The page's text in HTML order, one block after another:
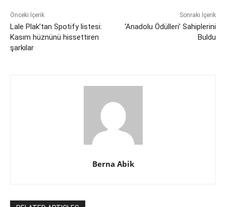
Önceki İçerik
Lale Plak’tan Spotify listesi:
Kasım hüznünü hissettiren
şarkılar
Sonraki İçerik
‘Anadolu Ödülleri’ Sahiplerini
Buldu
Berna Abik